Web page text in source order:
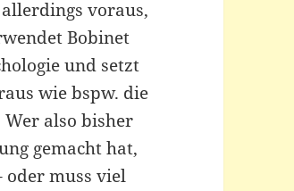
voraus,
Bobinet
und setzt
wie bspw. die
Wer also bisher
gemacht hat,
muss viel